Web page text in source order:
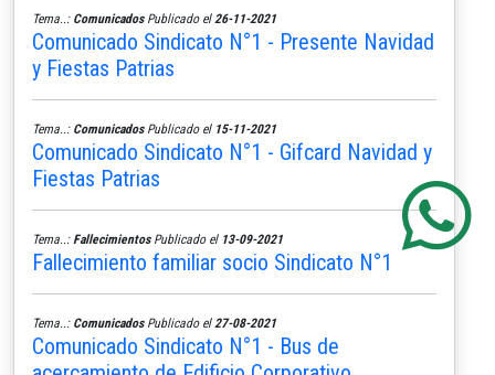
Tema..: ComunicadosPublicado el 26-11-2021
Comunicado Sindicato N°1 - Presente Navidad
y Fiestas Patrias
Tema..: ComunicadosPublicado el 15-11-2021
Comunicado Sindicato N°1 - Gifcard Navidad y
Fiestas Patrias
Tema..: FallecimientosPublicado el 13-09-2021
Fallecimiento familiar socio Sindicato N°1
Tema..: ComunicadosPublicado el 27-08-2021
Comunicado Sindicato N°1 - Bus de